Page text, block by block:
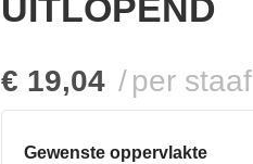
€ 19,04 per staaf
Gewenste oppervlakte